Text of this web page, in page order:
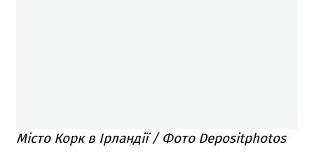
Місто Корк в Ірландії / Фото Depositphotos